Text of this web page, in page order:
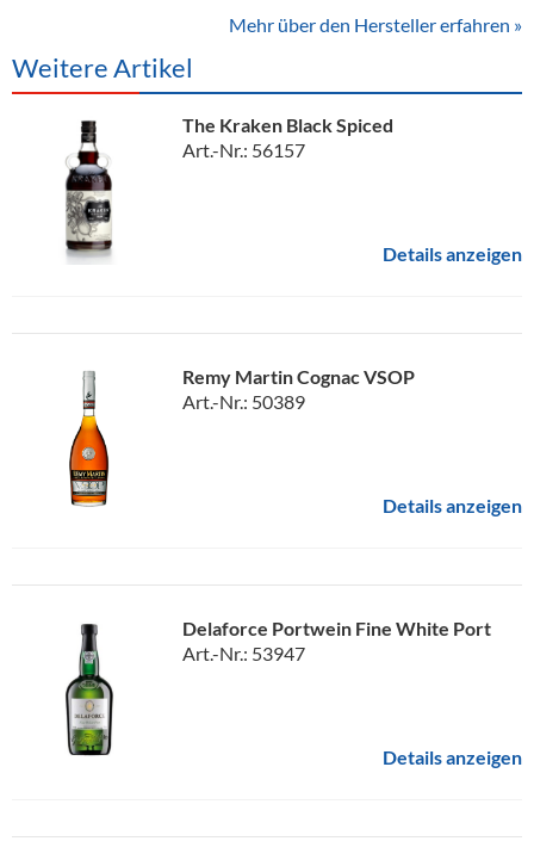
Mehr über den Hersteller erfahren »
Weitere Artikel
The Kraken Black Spiced
Art.-Nr.: 56157
Details anzeigen
Remy Martin Cognac VSOP
Art.-Nr.: 50389
Details anzeigen
Delaforce Portwein Fine White Port
Art.-Nr.: 53947
Details anzeigen